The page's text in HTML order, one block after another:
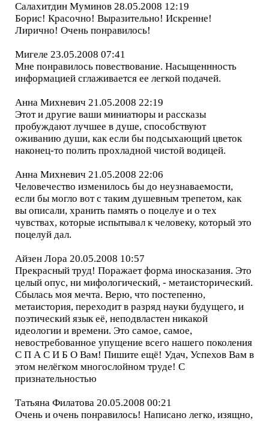
Салахитдин Муминов 28.05.2008 12:19
Борис! Красочно! Выразительно! Искренне!
Лирично! Очень понравилось!
Мигеле 23.05.2008 07:41
Мне понравилось повествование. Насыщеннность
информацией сглаживается ее легкой подачей.
Анна Михневич 21.05.2008 22:19
Этот и другие ваши миниатюры и рассказы
пробуждают лучшее в душе, способствуют
оживанию души, как если бы подсыхающий цветок
наконец-то полить прохладной чистой водицей.
Анна Михневич 21.05.2008 22:06
Человечество изменилось бы до неузнаваемости,
если бы могло вот с таким душевным трепетом, как
вы описали, хранить память о поцелуе и о тех
чувствах, которые испытывал к человеку, который это
поцелуй дал.
Айзен Лора 20.05.2008 10:57
Прекрасный труд! Поражает форма иносказания. Это
целый опус, ни мифологический, - метаисторический.
Сбылась моя мечта. Верю, что постепенно,
метаистория, переходит в разряд науки будущего, и
поэтический язык её, неподвластен никакой
идеологии и времени. Это самое, самое,
невостребованное упущение всего нашего поколения
С П А С И Б О Вам! Пишите ещё! Удач, Успехов Вам в
этом нелёгком многослойном труде! С
признательностью
Татьяна Филатова 20.05.2008 00:21
Очень и очень понравилось! Написано легко, изящно,